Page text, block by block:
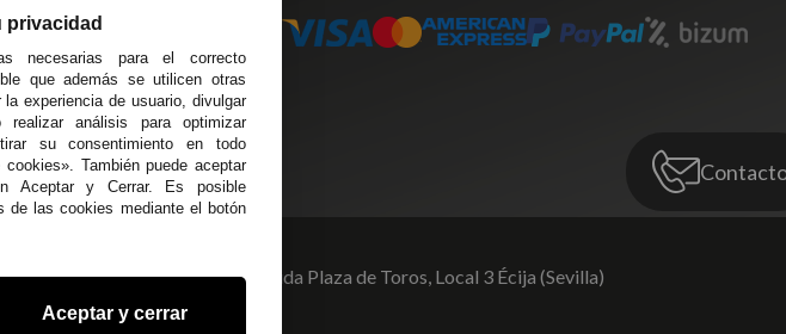
Plaza de Toros. Local 3
Iribarren, 14
- Valencia
135
Avenida Plaza de Toros, Local 3 Écija (Sevilla)
privacidad
necesarias para el correcto
que además se utilicen otras
experiencia de usuario, divulgar
realizar análisis para optimizar
su consentimiento en todo
También puede aceptar
Aceptar y Cerrar. Es posible
de las cookies mediante el botón
Aceptar y cerrar